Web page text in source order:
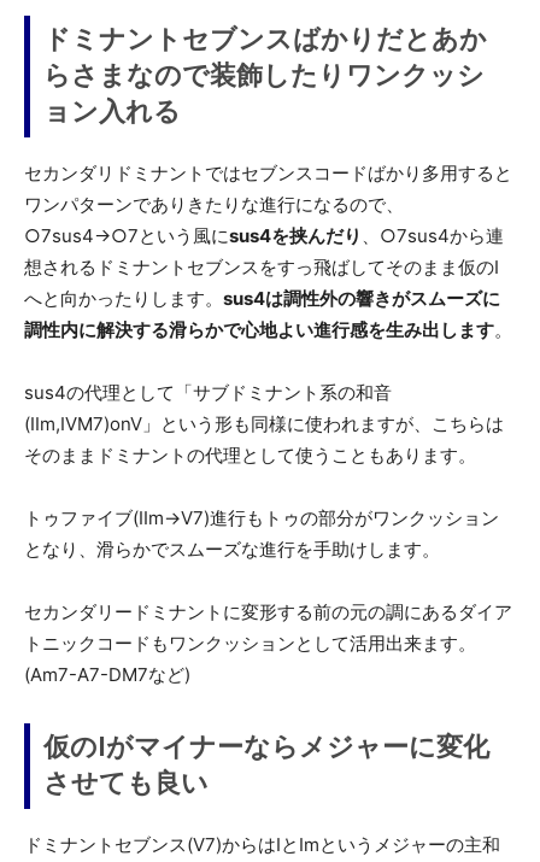
ドミナントセブンスばかりだとあか
らさまなので装飾したりワンクッシ
ョン入れる
セカンダリドミナントではセブンスコードばかり多用すると
ワンパターンでありきたりな進行になるので、
○7sus4→○7という風にsus4を挟んだり 、○7sus4から連
想されるドミナントセブンスをすっ飛ばしてそのまま仮のI
へと向かったりします。 sus4は調性外の響きがスムーズに
調性内に解決する滑らかで心地よい進行感を生み出します。
sus4の代理として「サブドミナント系の和音
(IIm,IVM7)onV」という形も同様に使われますが、こちらは
そのままドミナントの代理として使うこともあります。
トゥファイブ(IIm→V7)進行もトゥの部分がワンクッション
となり、滑らかでスムーズな進行を手助けします。
セカンダリードミナントに変形する前の元の調にあるダイア
トニックコードもワンクッションとして活用出来ます。
(Am7-A7-DM7など)
仮のIがマイナーならメジャーに変化
させても良い
ドミナントセブンス(V7)からはIとImというメジャーの主和